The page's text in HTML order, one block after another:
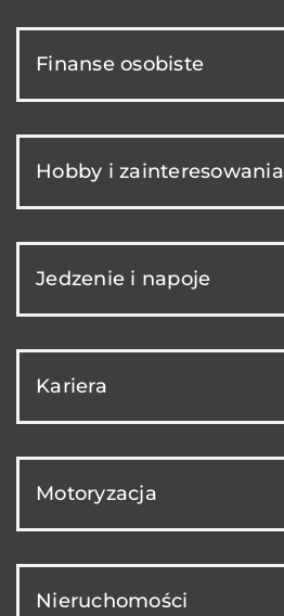
Finanse osobiste
Hobby i zainteresowania
Jedzenie i napoje
Kariera
Motoryzacja
Nieruchomości